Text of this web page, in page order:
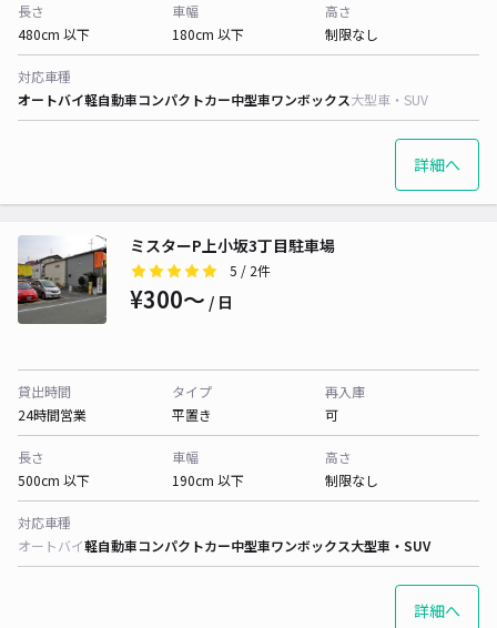
長さ
480cm 以下
車幅
180cm 以下
高さ
制限なし
対応車種
オートバイ軽自動車コンパクトカー中型車ワンボックス大型車・SUV
詳細へ
ミスターP上小坂3丁目駐車場
5 / 2件
¥300〜 / 日
貸出時間
24時間営業
タイプ
平置き
再入庫
可
長さ
500cm 以下
車幅
190cm 以下
高さ
制限なし
対応車種
オートバイ軽自動車コンパクトカー中型車ワンボックス大型車・SUV
詳細へ